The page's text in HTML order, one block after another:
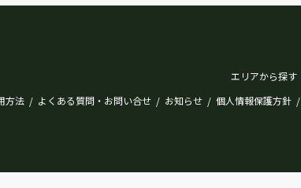
エリアから探す
方法 / よくある質問・お問い合せ / お知らせ / 個人情報保護方針 /